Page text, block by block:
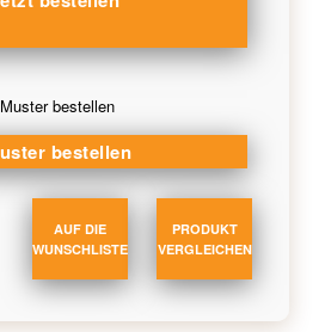
Muster bestellen
AUF DIE
WUNSCHLISTE
PRODUKT
VERGLEICHEN